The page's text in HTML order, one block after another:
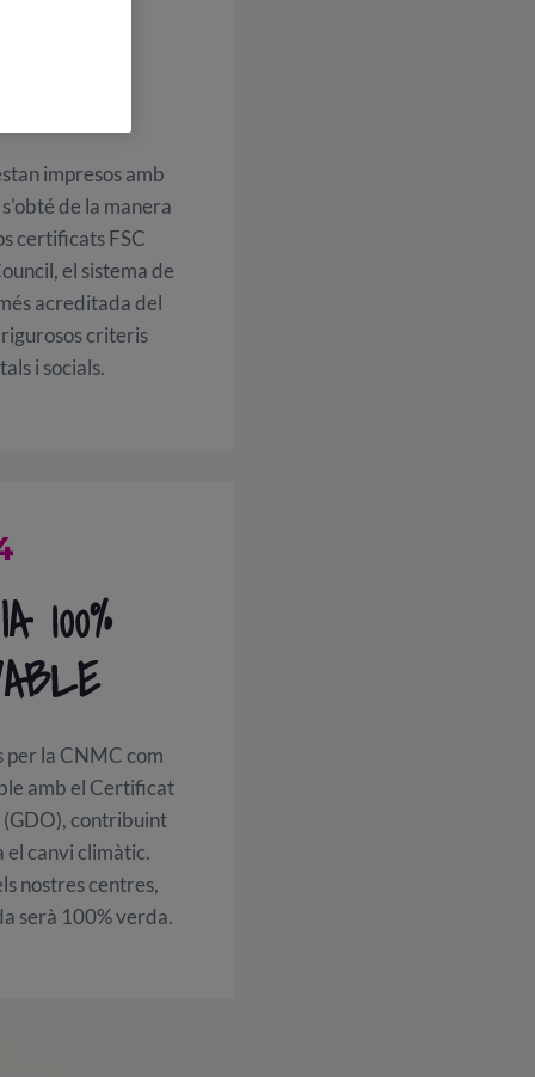
impresos amb
de la manera
certificats FSC
el sistema de
acreditada del
criteris
i socials.
100%
la CNMC com
amb el Certificat
contribuint
el canvi climàtic.
nostres centres,
serà 100% verda.